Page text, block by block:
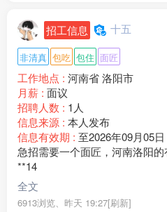
☑️ 浙江区域工厂☑️
————————————
宏昌科技】
[玫瑰]年龄：男女 18-45 周岁
[玫瑰]生产：洗衣机配件
[玫瑰]班次：两班倒
[玫瑰]食宿：包吃包住
[玫瑰]薪资：保底18+计件
微信：www235350
———————————
【群创光电】
[玫瑰]年龄：男女 18-45周岁
[玫瑰]生产：车载导航
招工信息 十五
非清真 包吃 包住 面匠
工作地点 : 河南省 洛阳市
月薪 : 面议
招聘人数 : 1人
信息来源 : 本人发布
信息有效期 : 至2026年09月05日
急招需要一个面匠，河南洛阳
**14
全文
6913浏览、 昨天 19:27[刷新]